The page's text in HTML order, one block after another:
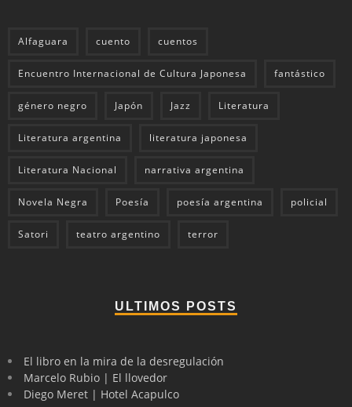
Alfaguara cuento cuentos
Encuentro Internacional de Cultura Japonesa fantástico
género negro Japón Jazz Literatura
Literatura argentina literatura japonesa
Literatura Nacional narrativa argentina
Novela Negra Poesía poesía argentina policial
Satori teatro argentino terror
ULTIMOS POSTS
El libro en la mira de la desregulación
Marcelo Rubio | El llovedor
Diego Meret | Hotel Acapulco